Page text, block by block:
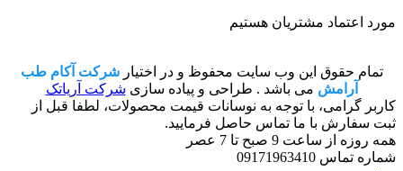
مورد اعتماد مشتریان هستیم
تمام حقوق این وب سایت محفوظ و در اختیارشرکت آکام طب
آرامش می باشد . طراحی و پیاده سازی شرکت آریاتک
کاربر گرامی، با توجه به نوسانات قیمت محصولات، لطفا قبل از
ثبت سفارش با ما تماس حاصل فرمایید.
همه روزه از ساعت 9 صبح تا 7 عصر
شماره تماس 09171963410